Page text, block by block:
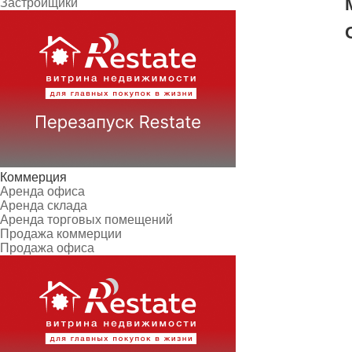
Застройщики
Коммерция
Аренда офиса
Аренда склада
Аренда торговых помещений
Продажа коммерции
Продажа офиса